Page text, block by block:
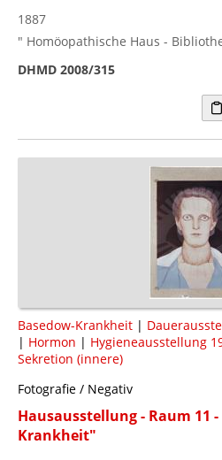
1887
" Homöopathische Haus -
DHMD 2008/315
Basedow-Krankheit |
| Hormon | Hygieneausstellung
Sekretion (innere)
Fotografie / Negativ
Hausausstellung - Raum 11
Krankheit"